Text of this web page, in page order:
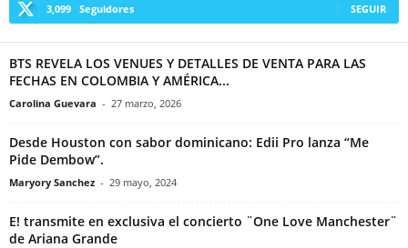
3,099 Seguidores SEGUIR
BTS REVELA LOS VENUES Y DETALLES DE VENTA PARA LAS
FECHAS EN COLOMBIA Y AMÉRICA...
Carolina Guevara - 27 marzo, 2026
Desde Houston con sabor dominicano: Edii Pro lanza “Me
Pide Dembow”.
Maryory Sanchez - 29 mayo, 2024
E! transmite en exclusiva el concierto ¨One Love Manchester¨
de Ariana Grande